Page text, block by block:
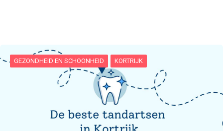
GEZONDHEID EN SCHOONHEID KORTRIJK